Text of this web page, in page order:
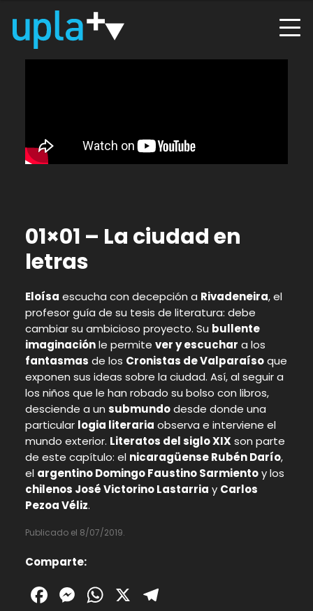
01×01 – La ciudad en
letras
Eloísa escucha con decepción a Rivadeneira, el
profesor guía de su tesis de literatura: debe
cambiar su ambicioso proyecto. Su bullente
imaginaciónle permite ver y escuchar a los
fantasmas de los Cronistas de Valparaísoque
exponen sus ideas sobre la ciudad. Así, al seguir a
los niños que le han robado su bolso con libros,
desciende a un submundodesde donde una
particular logia literaria observa e interviene el
mundo exterior. Literatos del siglo XIX son parte
de este capítulo: el nicaragüense Rubén Darío,
el argentino Domingo Faustino Sarmientoy los
chilenos José Victorino Lastarria y Carlos
Pezoa Véliz.
Publicado el 8/07/2019.
Comparte:
Facebook
Messenger
WhatsApp
X